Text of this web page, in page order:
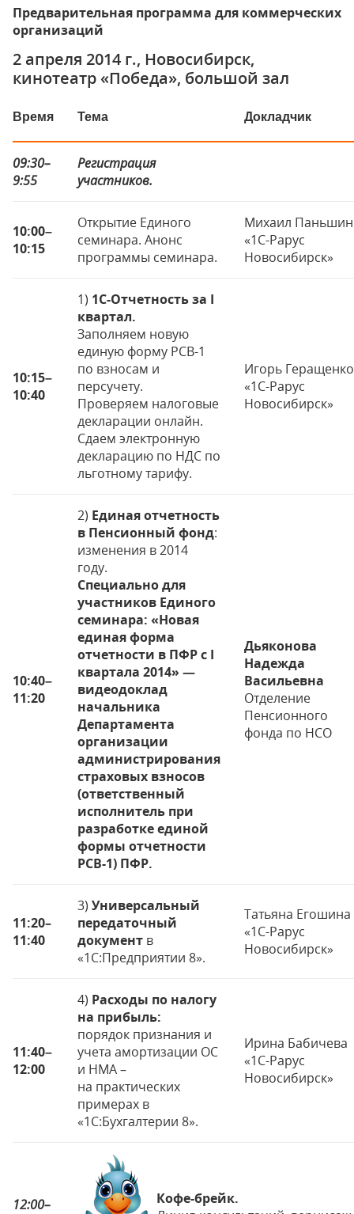
Предварительная программа для коммерческих
организаций
2 апреля 2014 г., Новосибирск,
кинотеатр «Победа», большой зал
Время Тема Докладчик
09:30–
9:55
Регистрация
участников.
10:00–
10:15
Открытие Единого
семинара. Анонс
программы семинара.
Михаил Паньшин
«1С-Рарус
Новосибирск»
10:15–
10:40
1) 1С-Отчетность за I
квартал.
Заполняем новую
единую форму РСВ-1
по взносам и
персучету.
Проверяем налоговые
декларации онлайн.
Сдаем электронную
декларацию по НДС по
льготному тарифу.
Игорь Геращенко
«1С-Рарус
Новосибирск»
10:40–
11:20
2) Единая отчетность
в Пенсионный фонд:
изменения в 2014
году.
Специально для
участников Единого
семинара: «Новая
единая форма
отчетности в ПФР с I
квартала 2014» —
видеодоклад
начальника
Департамента
организации
администрирования
страховых взносов
(ответственный
исполнитель при
разработке единой
формы отчетности
РСВ-1) ПФР.
Дьяконова
Надежда
Васильевна
Отделение
Пенсионного
фонда по НСО
11:20–
11:40
3) Универсальный
передаточный
документ в
«1С:Предприятии 8».
Татьяна Егошина
«1С-Рарус
Новосибирск»
11:40–
12:00
4) Расходы по налогу
на прибыль:
порядок признания и
учета амортизации ОС
и НМА –
на практических
примерах в
«1С:Бухгалтерии 8».
Ирина Бабичева
«1С-Рарус
Новосибирск»
12:00–
Кофе-брейк.